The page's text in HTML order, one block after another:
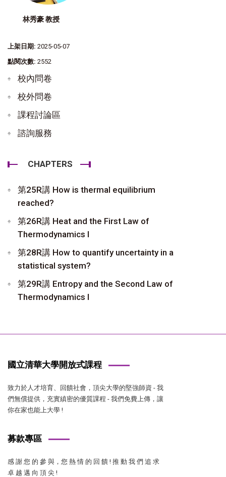
林秀豪 教授
上架日期: 2025-05-07
點閱次數: 2552
校內問卷
校外問卷
課程討論區
諮詢服務
CHAPTERS
第25R講 How is thermal equilibrium
reached?
第26R講 Heat and the First Law of
Thermodynamics I
第28R講 How to quantify uncertainty in a
statistical system?
第29R講 Entropy and the Second Law of
Thermodynamics I
國立清華大學開放式課程
致力於人才培育、回饋社會，頂尖大學的堅強師資 - 我
們無償提供，充實縝密的優質課程 - 我們免費上傳，讓
你在家也能上大學 !
募款專區
感 謝 您 的 參 與，您 熱 情 的 回 饋 ! 推 動 我 們 追 求
卓 越 邁 向 頂 尖 !